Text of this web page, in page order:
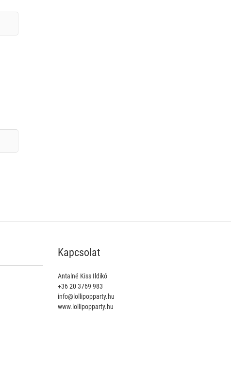
Kapcsolat
Antalné Kiss Ildikó
+36 20 3769 983
info@lollipopparty.hu
www.lollipopparty.hu